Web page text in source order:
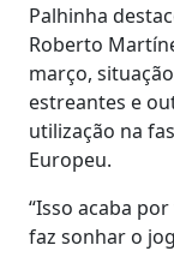
Palhinha
Roberto
março,
estreantes e
utilização na
Europeu.
“Isso acaba
faz sonhar o